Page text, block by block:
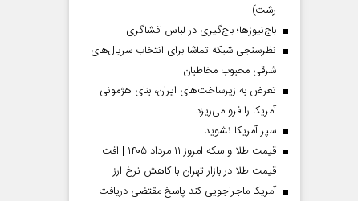
رشت)
باج‌نیوزها؛ باج‌گیری در لباس افشاگری
نظرسنجی شبکه تماشا برای انتخاب سریال‌های
شرقی محبوب مخاطبان
تعرض به زیرساخت‌های ایران، بنای هژمونی
آمریکا را فرو می‌ریزد
سپر آمریکا نشوید
قیمت طلا و سکه امروز ۱۱ مرداد ۱۴۰۵ | افت
قیمت طلا در بازار تهران با کاهش نرخ ارز
آمریکا ماجراجویی کند پاسخ مقتضی دریافت